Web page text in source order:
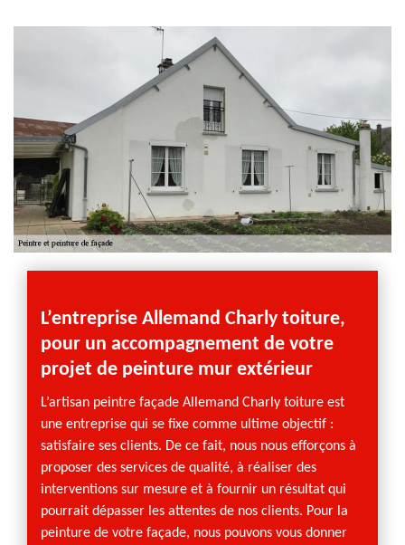
agressions extérieures. Nous sommes à même de savoir
quel type de peinture est en cohésion avec votre
revêtement de façade ; sachant que nous pouvons
peindre de la pierre, du bardage en bois, du ciment, du
béton, etc.
L’entreprise Allemand Charly toiture,
pour un accompagnement de votre
projet de peinture mur extérieur
L’artisan peintre façade Allemand Charly toiture est
une entreprise qui se fixe comme ultime objectif :
satisfaire ses clients. De ce fait, nous nous efforçons à
proposer des services de qualité, à réaliser des
interventions sur mesure et à fournir un résultat qui
pourrait dépasser les attentes de nos clients. Pour la
peinture de votre façade, nous pouvons vous donner